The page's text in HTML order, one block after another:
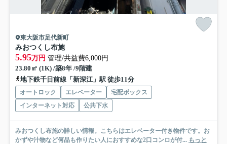
東大阪市足代新町
みおつくし布施
5.95万円 管理/共益費6,000円
23.80㎡ (1K) /築8年 /9階建
地下鉄千日前線「新深江」駅 徒歩11分
オートロック エレベーター
宅配ボックス
インターネット対応
公共下水
みおつくし布施の詳しい情報。こちらはエレベーター付き物件です。お
かずや汁物など何品も作りたい人におすすめな2口コンロが付... もっと